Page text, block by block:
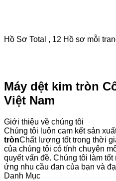
Hồ Sơ Total , 12 Hồ sơ mỗi
Máy dệt kim tròn
Việt Nam
Giới thiệu về chúng tôi
Chúng tôi luôn cam kết sản
trònChất lượng tốt trong thời
của chúng tôi có tính chuyên
quyết vấn đề. Chúng tôi làm
ứng nhu cầu đan của bạn và
Danh Mục